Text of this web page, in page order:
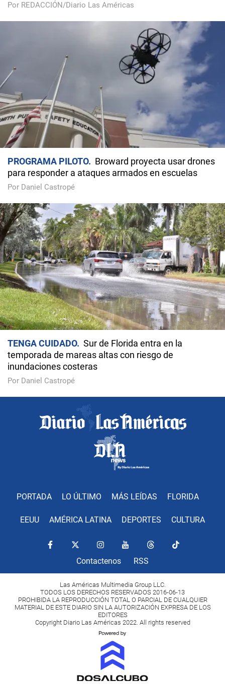
Por REDACCIÓN/Diario Las Américas
PROGRAMA PILOTO
Broward proyecta usar drones
para responder a ataques armados en escuelas
Por Daniel Castropé
TENGA CUIDADO
Sur de Florida entra en la
temporada de mareas altas con riesgo de
inundaciones costeras
Por Daniel Castropé
PORTADA LO ÚLTIMO MÁS LEÍDAS FLORIDA
EEUU AMÉRICA LATINA DEPORTES CULTURA
Contactenos RSS
Las Américas Multimedia Group LLC.
TODOS LOS DERECHOS RESERVADOS 2016-06-13
PROHIBIDA LA REPRODUCCIÓN TOTAL O PARCIAL DE CUALQUIER
MATERIAL DE ESTE DIARIO SIN LA AUTORIZACIÓN EXPRESA DE LOS
EDITORES
Copyright Diario Las Américas 2022. All rights reserved